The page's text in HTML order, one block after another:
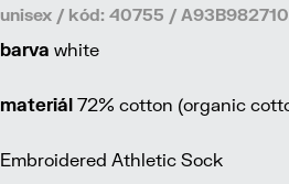
unisex / kód: 40755 / A93B982710
barva white
materiál 72% cotton (organic
Embroidered Athletic Sock